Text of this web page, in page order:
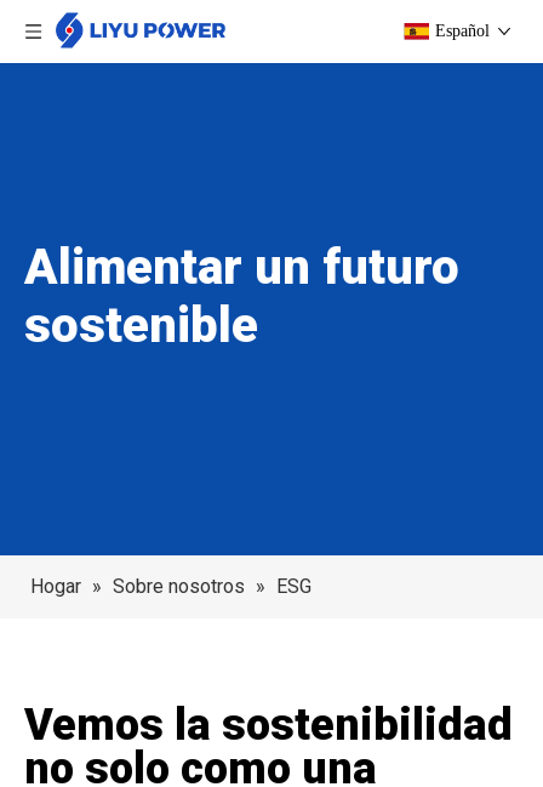
Español
Alimentar un futuro
sostenible
Hogar » Sobre nosotros » ESG
Vemos la sostenibilidad
no solo como una